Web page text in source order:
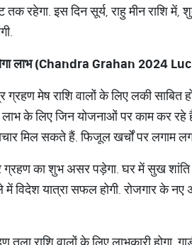
रहेगा. इस दिन सूर्य, राहु मीन राशि
लाभ(Chandra Grahan 2024
मेष राशि वालों के लिए लकी साबित
में लाभ के लिए जिन योजनाओं पर काम कर
मिल सकते हैं. फिजूल खर्चों पर लगाम
ग्रहण का शुभ असर पड़ेगा. घर में सुख शांति
में विदेश यात्रा सफल होगी. रोजगार के